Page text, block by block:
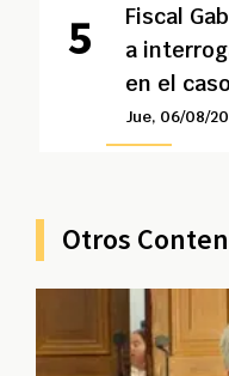
Fiscal
a
en el
Jue, 06/08/
Otros